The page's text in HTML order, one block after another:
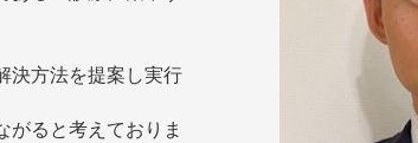
決方法を提案し実行
ると考えておりま